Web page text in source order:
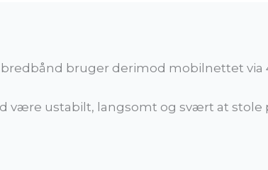
bruger derimod mobilnettet via
være ustabilt, langsomt og svært at stole